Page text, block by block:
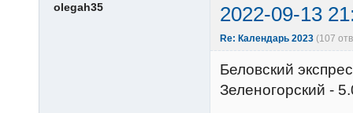
olegah35 2022-09-13
Re: Календарь 2023 (107
Беловский
Зеленогорский -